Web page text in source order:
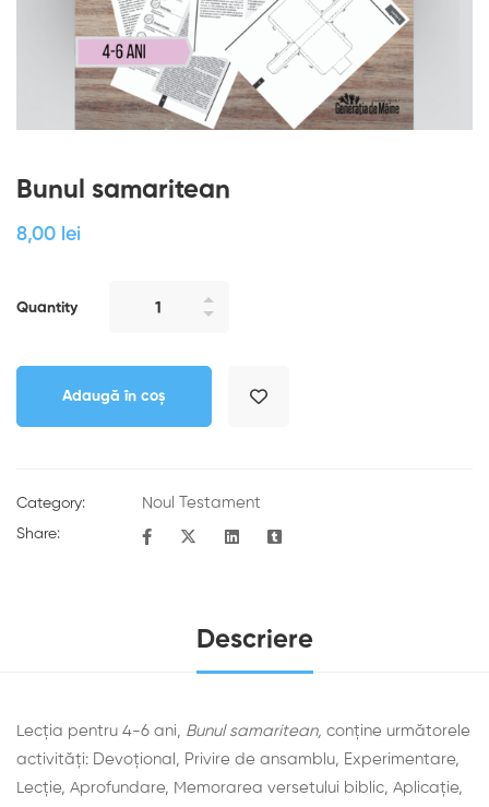
Bunul samaritean
8,00 lei
Quantity
Adaugă în coș
Category: Noul Testament
Share:
Descriere
Lecția pentru 4-6 ani, Bunul samaritean, conține următorele
activități: Devoţional, Privire de ansamblu, Experimentare,
Lecţie, Aprofundare, Memorarea versetului biblic, Aplicaţie,